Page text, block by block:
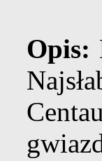
Opis: